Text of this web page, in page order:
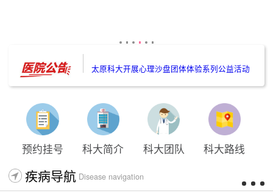
太原科大开展--“心理隐患也是安全隐患”讲座”
太原科大开展心理沙盘团体体验系列公益活动
预约挂号 科大简介 科大团队 科大路线
疾病导航 Disease navigation